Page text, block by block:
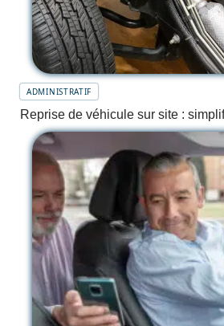
ADMINISTRATIF
Reprise de véhicule sur site :